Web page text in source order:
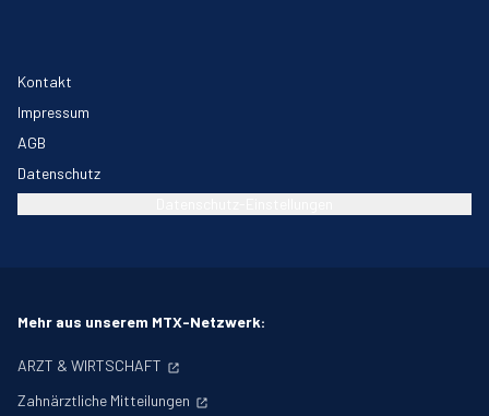
Kontakt
Impressum
AGB
Datenschutz
Mehr aus unserem MTX-Netzwerk:
ARZT & WIRTSCHAFT
Zahnärztliche Mitteilungen